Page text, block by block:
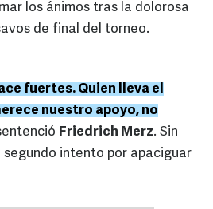
los ánimos tras la dolorosa
de final del torneo.
fuertes. Quien lleva el
nuestro apoyo, no
Friedrich Merz. Sin
segundo intento por apaciguar